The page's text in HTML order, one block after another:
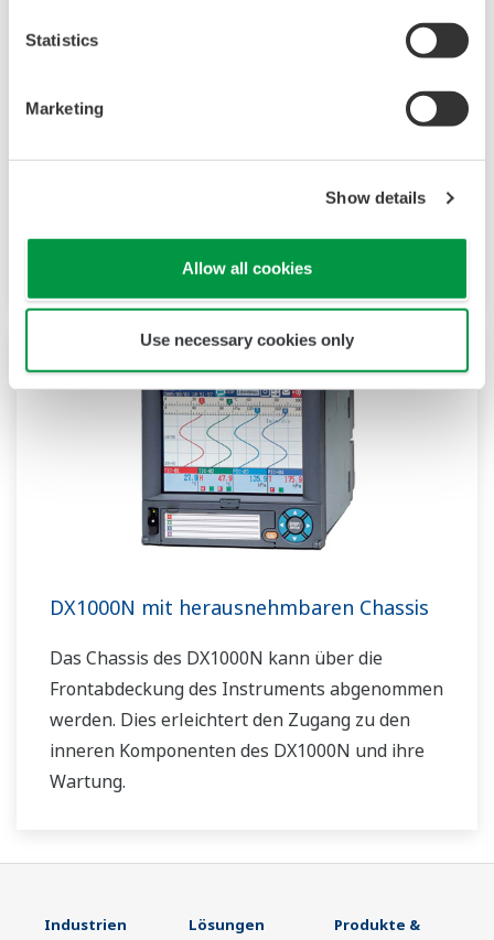
Statistics
Marketing
Show details
Allow all cookies
Use necessary cookies only
Die Daqstation-DX1000/2000-Serie ist ein
Datenerfassungssystem mit Anzeige. Sein HMI
unterstützt benutzerdefinierte Grafiken für
DX1000N mit herausnehmbaren Chassis
Das Chassis des DX1000N kann über die
Frontabdeckung des Instruments abgenommen
werden. Dies erleichtert den Zugang zu den
inneren Komponenten des DX1000N und ihre
Wartung.
Industrien Lösungen Produkte &